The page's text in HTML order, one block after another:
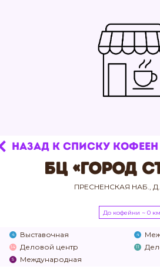
НАЗАД К СПИСКУ КОФЕЕН
БЦ «Город
ПРЕСНЕНСКАЯ НАБ., Д.
До кофейни ~ 0 км
4 Выставочная 4
14 Деловой центр 11
5 Международная